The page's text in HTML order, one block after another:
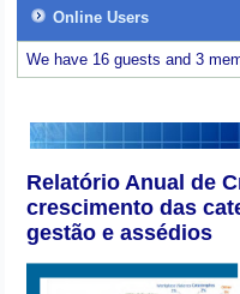
Online Users
We have 16 guests and 3
Relatório Anual de
crescimento das
gestão e assédios